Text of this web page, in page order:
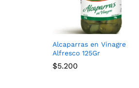
Alcaparras en Vinagre
Alfresco 125Gr
$5.200